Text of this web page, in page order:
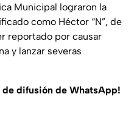
Municipal lograron la
como Héctor “N”, de
reportado por causar
y lanzar severas
de difusión de WhatsApp!